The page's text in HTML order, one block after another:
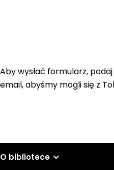
Aby wysłać formularz,
email, abyśmy mogli się z
O bibliotece